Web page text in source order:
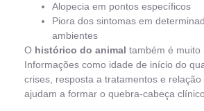
Alopecia em pontos específicos
Piora dos sintomas em
ambientes
O histórico do animal também é muito
Informações como idade de início do
crises, resposta a tratamentos e
ajudam a formar o quebra-cabeça